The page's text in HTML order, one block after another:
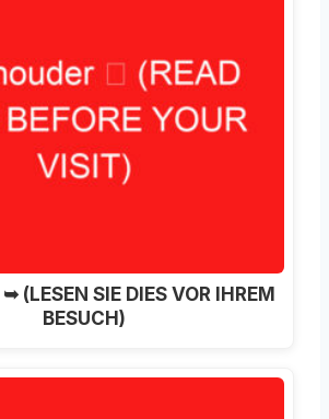
(LESEN SIE DIES VOR IHREM
BESUCH)